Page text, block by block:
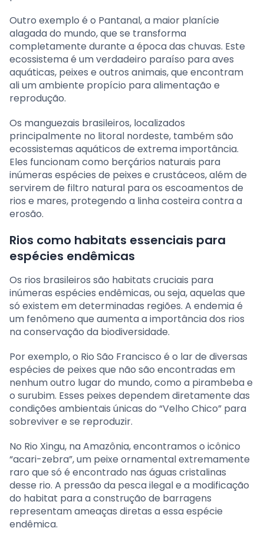
Outro exemplo é o Pantanal, a maior planície
alagada do mundo, que se transforma
completamente durante a época das chuvas. Este
ecossistema é um verdadeiro paraíso para aves
aquáticas, peixes e outros animais, que encontram
ali um ambiente propício para alimentação e
reprodução.
Os manguezais brasileiros, localizados
principalmente no litoral nordeste, também são
ecossistemas aquáticos de extrema importância.
Eles funcionam como berçários naturais para
inúmeras espécies de peixes e crustáceos, além de
servirem de filtro natural para os escoamentos de
rios e mares, protegendo a linha costeira contra a
erosão.
Rios como habitats essenciais para
espécies endêmicas
Os rios brasileiros são habitats cruciais para
inúmeras espécies endêmicas, ou seja, aquelas que
só existem em determinadas regiões. A endemia é
um fenômeno que aumenta a importância dos rios
na conservação da biodiversidade.
Por exemplo, o Rio São Francisco é o lar de diversas
espécies de peixes que não são encontradas em
nenhum outro lugar do mundo, como a pirambeba e
o surubim. Esses peixes dependem diretamente das
condições ambientais únicas do “Velho Chico” para
sobreviver e se reproduzir.
No Rio Xingu, na Amazônia, encontramos o icônico
“acari-zebra”, um peixe ornamental extremamente
raro que só é encontrado nas águas cristalinas
desse rio. A pressão da pesca ilegal e a modificação
do habitat para a construção de barragens
representam ameaças diretas a essa espécie
endêmica.